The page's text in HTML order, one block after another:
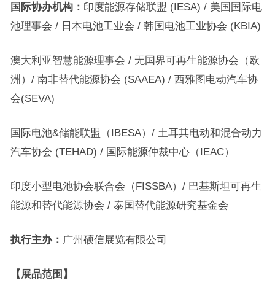
国际协办机构： 印度能源存储联盟 (IESA) / 美国国际电
池理事会 / 日本电池工业会 / 韩国电池工业协会 (KBIA)
澳大利亚智慧能源理事会 / 无国界可再生能源协会（欧
洲）/ 南非替代能源协会 (SAAEA) / 西雅图电动汽车协
会(SEVA)
国际电池&储能联盟（IBESA）/ 土耳其电动和混合动力
汽车协会 (TEHAD) / 国际能源仲裁中心（IEAC）
印度小型电池协会联合会（FISSBA）/ 巴基斯坦可再生
能源和替代能源协会 / 泰国替代能源研究基金会
执行主办： 广州硕信展览有限公司
【展品范围】